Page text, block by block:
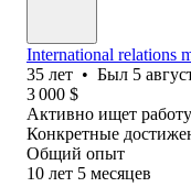
International relations
35 лет • Был 5
3 000 $
Активно ищет работу
Конкретные
Общий опыт
10 лет 5 месяцев